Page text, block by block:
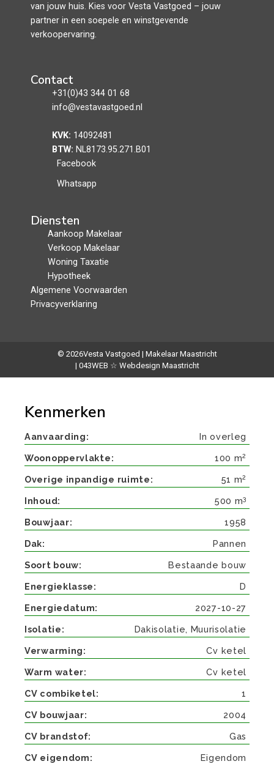
van jouw huis. Kies voor Vesta Vastgoed – jouw
partner in een soepele en winstgevende
verkoopervaring.
Contact
+31(0)43 344 01 68
info@vestavastgoed.nl
KVK: 14092481
BTW: NL8173.95.271.B01
Facebook
Whatsapp
Diensten
Aankoop Makelaar
Verkoop Makelaar
Woning Taxatie
Hypotheek
Algemene Voorwaarden
Privacyverklaring
© 2026Vesta Vastgoed | Makelaar Maastricht
| 043WEB ☆ Webdesign Maastricht
Kenmerken
Aanvaarding In overleg
Woonoppervlakte 100 m2
Overige inpandige ruimte 51 m2
Inhoud 500 m3
Bouwjaar 1958
Dak Pannen
Soort bouw Bestaande bouw
Energieklasse D
Energiedatum 2027-10-27
Isolatie Dakisolatie, Muurisolatie
Verwarming Cv ketel
Warm water Cv ketel
CV combiketel 1
CV bouwjaar 2004
CV brandstof Gas
CV eigendom Eigendom